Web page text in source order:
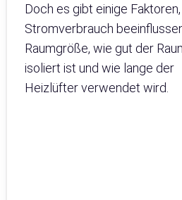
Doch es gibt einige
Stromverbrauch
Raumgröße, wie gut der
isoliert ist und wie lange der
Heizlüfter verwendet wird.